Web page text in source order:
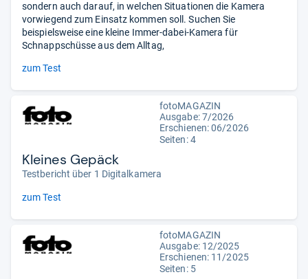
sondern auch darauf, in welchen Situationen die Kamera
vorwiegend zum Einsatz kommen soll. Suchen Sie
beispielsweise eine kleine Immer-dabei-Kamera für
Schnappschüsse aus dem Alltag,
zum Test
fotoMAGAZIN
Ausgabe: 7/2026
Erschienen:06/2026
Seiten: 4
Kleines Gepäck
Testbericht über 1 Digitalkamera
zum Test
fotoMAGAZIN
Ausgabe: 12/2025
Erschienen: 11/2025
Seiten: 5